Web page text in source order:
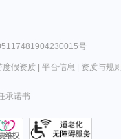
号
度假资质| 平台信息 资质与规则
承诺书